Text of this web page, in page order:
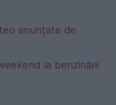
anunțate de
la benzinării